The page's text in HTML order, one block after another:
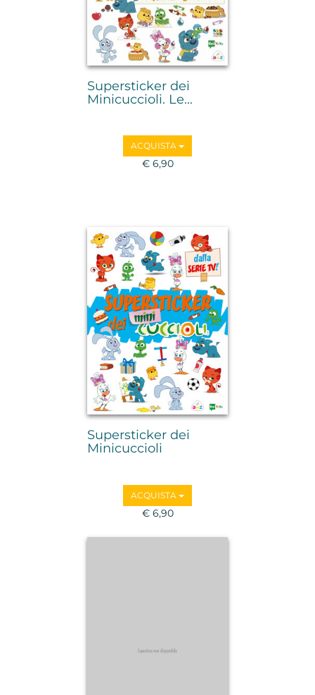
Supersticker dei
Minicuccioli. Le...
ACQUISTA
€ 6,90
Supersticker dei
Minicuccioli
ACQUISTA
€ 6,90